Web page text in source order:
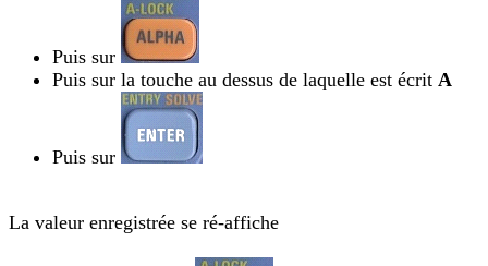
Puis sur
Puis sur la touche au dessus de laquelle est écrit A
Puis sur
La valeur enregistrée se ré-affiche